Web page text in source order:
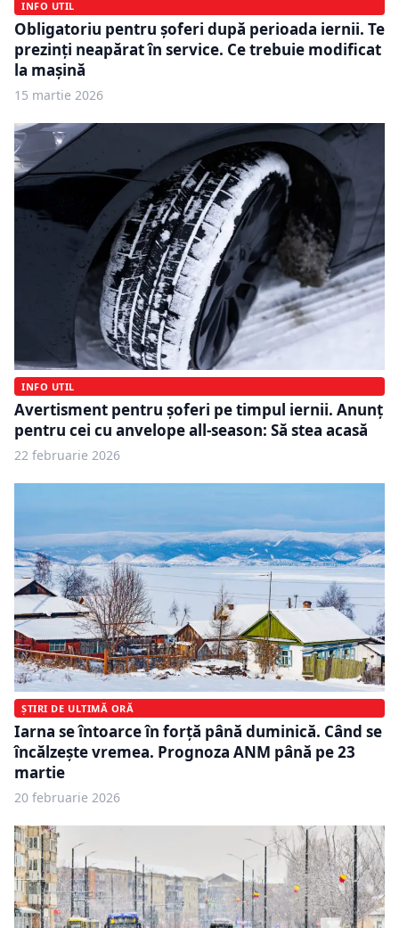
INFO UTIL
Obligatoriu pentru șoferi după perioada iernii. Te
prezinți neapărat în service. Ce trebuie modificat
la mașină
15 martie 2026
INFO UTIL
Avertisment pentru șoferi pe timpul iernii. Anunț
pentru cei cu anvelope all-season: Să stea acasă
22 februarie 2026
ȘTIRI DE ULTIMĂ ORĂ
Iarna se întoarce în forță până duminică. Când se
încălzește vremea. Prognoza ANM până pe 23
martie
20 februarie 2026